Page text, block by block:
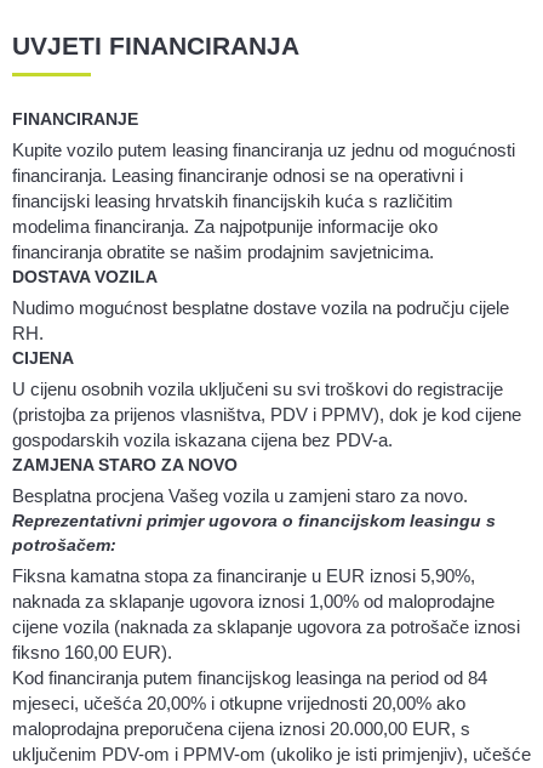
UVJETI FINANCIRANJA
FINANCIRANJE
Kupite vozilo putem leasing financiranja uz jednu od mogućnosti
financiranja. Leasing financiranje odnosi se na operativni i
financijski leasing hrvatskih financijskih kuća s različitim
modelima financiranja. Za najpotpunije informacije oko
financiranja obratite se našim prodajnim savjetnicima.
DOSTAVA VOZILA
Nudimo mogućnost besplatne dostave vozila na području cijele
RH.
CIJENA
U cijenu osobnih vozila uključeni su svi troškovi do registracije
(pristojba za prijenos vlasništva, PDV i PPMV), dok je kod cijene
gospodarskih vozila iskazana cijena bez PDV-a.
ZAMJENA STARO ZA NOVO
Besplatna procjena Vašeg vozila u zamjeni staro za novo.
Reprezentativni primjer ugovora o financijskom leasingu s
potrošačem:
Fiksna kamatna stopa za financiranje u EUR iznosi 5,90%,
naknada za sklapanje ugovora iznosi 1,00% od maloprodajne
cijene vozila (naknada za sklapanje ugovora za potrošače iznosi
fiksno 160,00 EUR).
Kod financiranja putem financijskog leasinga na period od 84
mjeseci, učešća 20,00% i otkupne vrijednosti 20,00% ako
maloprodajna preporučena cijena iznosi 20.000,00 EUR, s
uključenim PDV-om i PPMV-om (ukoliko je isti primjenjiv), učešće